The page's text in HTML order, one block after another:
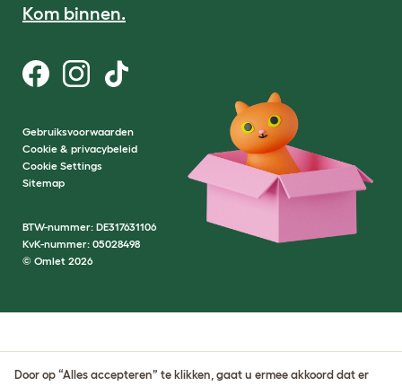
Kom binnen.
Gebruiksvoorwaarden
Cookie & privacybeleid
Cookie Settings
Sitemap
BTW-nummer: DE317631106
KvK-nummer: 05028498
© Omlet 2026
Door op “Alles accepteren” te klikken, gaat u ermee akkoord dat er